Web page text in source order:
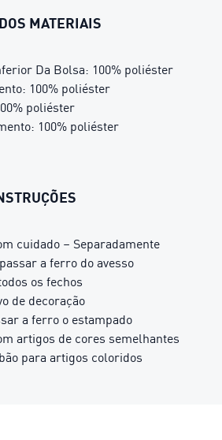
MATERIAIS
Da Bolsa: 100% poliéster
100% poliéster
poliéster
100% poliéster
cuidado – Separadamente
a ferro do avesso
os fechos
de decoração
a ferro o estampado
artigos de cores semelhantes
para artigos coloridos